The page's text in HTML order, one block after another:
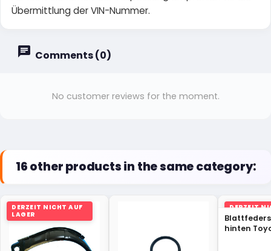
Übermittlung der VIN-Nummer.
Comments (0)
No customer reviews for the moment.
16 other products in the same category:
DERZEIT NICHT AUF
LAGER
DERZEIT
LAGER
hinten